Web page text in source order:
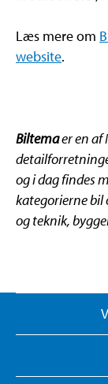
Læs mere om
website.
Biltemaer en af
og i dag findes
kategorierne
og teknik,